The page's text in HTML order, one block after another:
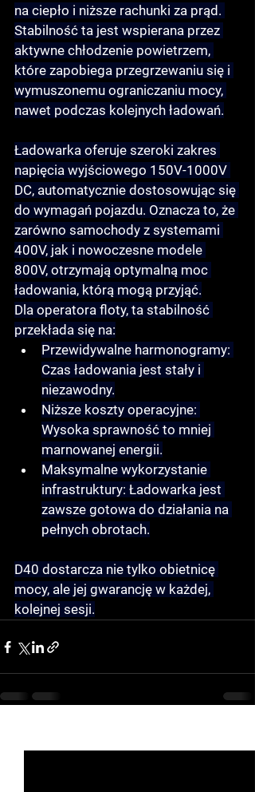
na ciepło i niższe rachunki za prąd.
Stabilność ta jest wspierana przez
aktywne chłodzenie powietrzem,
które zapobiega przegrzewaniu się i
wymuszonemu ograniczaniu mocy,
nawet podczas kolejnych ładowań.
Ładowarka oferuje szeroki zakres
napięcia wyjściowego 150V-1000V
DC, automatycznie dostosowując się
do wymagań pojazdu. Oznacza to, że
zarówno samochody z systemami
400V, jak i nowoczesne modele
800V, otrzymają optymalną moc
ładowania, którą mogą przyjąć.
Dla operatora floty, ta stabilność
przekłada się na:
Przewidywalne harmonogramy:
Czas ładowania jest stały i
niezawodny.
Niższe koszty operacyjne:
Wysoka sprawność to mniej
marnowanej energii.
Maksymalne wykorzystanie
infrastruktury: Ładowarka jest
zawsze gotowa do działania na
pełnych obrotach.
D40 dostarcza nie tylko obietnicę
mocy, ale jej gwarancję w każdej,
kolejnej sesji.